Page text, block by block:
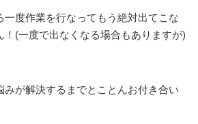
一度作業を行なってもう絶対出てこな
！(一度で出なくなる場合もありますが)
みが解決するまでとことんお付き合い